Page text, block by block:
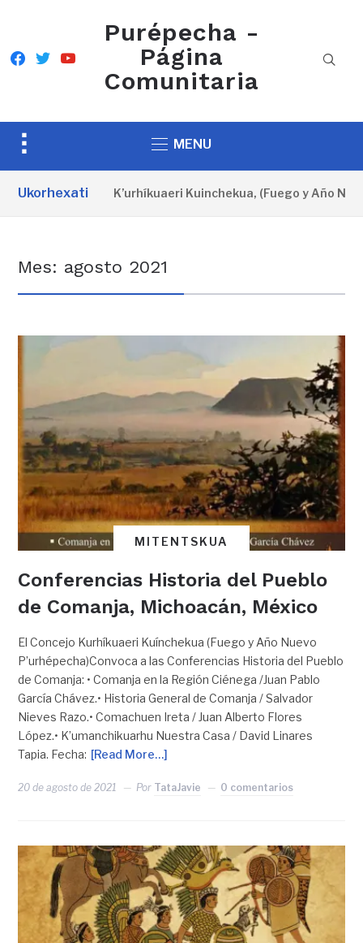
facebook
twitteryoutube
Purépecha -
Página
Comunitaria
Toggle
&
MENU
Ukorhexati
oficial del K’urhíkuaeri Kuinchekua, (Fuego y Año Nuevo
Mes: agosto 2021
MITENTSKUA
Conferencias Historia del Pueblo
de Comanja, Michoacán, México
El Concejo Kurhíkuaeri Kuínchekua (Fuego y Año Nuevo
P’urhépecha)Convoca a las Conferencias Historia del Pueblo
de Comanja: • Comanja en la Región Ciénega /Juan Pablo
García Chávez.• Historia General de Comanja / Salvador
Nieves Razo.• Comachuen Ireta / Juan Alberto Flores
López.• K’umanchikuarhu Nuestra Casa / David Linares
Tapia. Fecha: [Read More…]
20 de agosto de 2021 Por TataJavie 0 comentarios